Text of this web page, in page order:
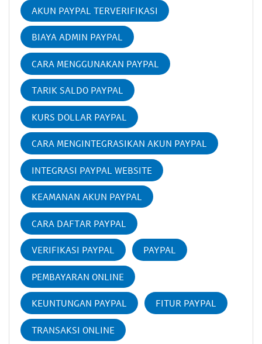
AKUN PAYPAL TERVERIFIKASI
BIAYA ADMIN PAYPAL
CARA MENGGUNAKAN PAYPAL
TARIK SALDO PAYPAL
KURS DOLLAR PAYPAL
CARA MENGINTEGRASIKAN AKUN PAYPAL
INTEGRASI PAYPAL WEBSITE
KEAMANAN AKUN PAYPAL
CARA DAFTAR PAYPAL
VERIFIKASI PAYPAL PAYPAL
PEMBAYARAN ONLINE
KEUNTUNGAN PAYPAL FITUR PAYPAL
TRANSAKSI ONLINE